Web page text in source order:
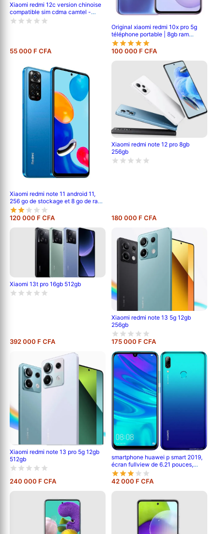
Xiaomi redmi 12c version chinoise
compatible sim cdma camtel -
pouce- 6.71' - 64go /4go ram -
55 000 F CFA
Original xiaomi redmi 10x pro 5g
téléphone portable | 8gb ram
/256gb rom | mtk 820 octa core |
48mp ai quad camera | 4520mah
battery | 6.57 full screen |
fingerprint id
100 000 F CFA
Xiaomi redmi note 11 android 11,
256 go de stockage et 8 go de ram,
écran : 6,6 pouces tft lcd ips,
double caméra arrière de 50 mp + 8
mp, batterie de 5000 mah
120 000 F CFA
Xiaomi redmi note 12 pro 8gb
256gb
180 000 F CFA
Xiaomi 13t pro 16gb 512gb
392 000 F CFA
Xiaomi redmi note 13 5g 12gb
256gb
175 000 F CFA
Xiaomi redmi note 13 pro 5g 12gb
512gb
240 000 F CFA
smartphone huawei p smart 2019,
écran fullview de 6.21 pouces,
android 9.0; 128 gb rom, 4 gb ram,
double caméra de 13 mp+2 mp,
3400mah
42 000 F CFA